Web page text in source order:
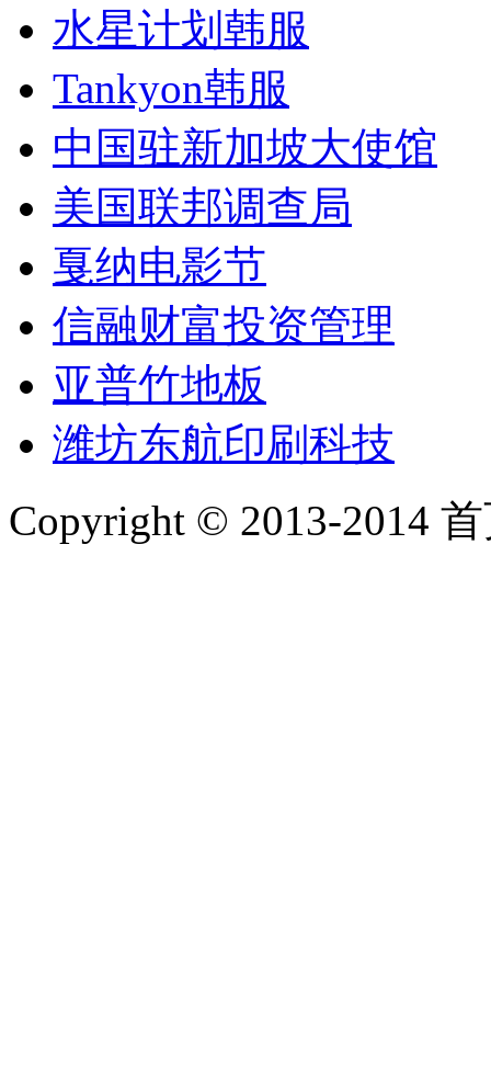
水星计划韩服
Tankyon韩服
中国驻新加坡大使馆
美国联邦调查局
戛纳电影节
信融财富投资管理
亚普竹地板
潍坊东航印刷科技
Copyright © 2013-2014